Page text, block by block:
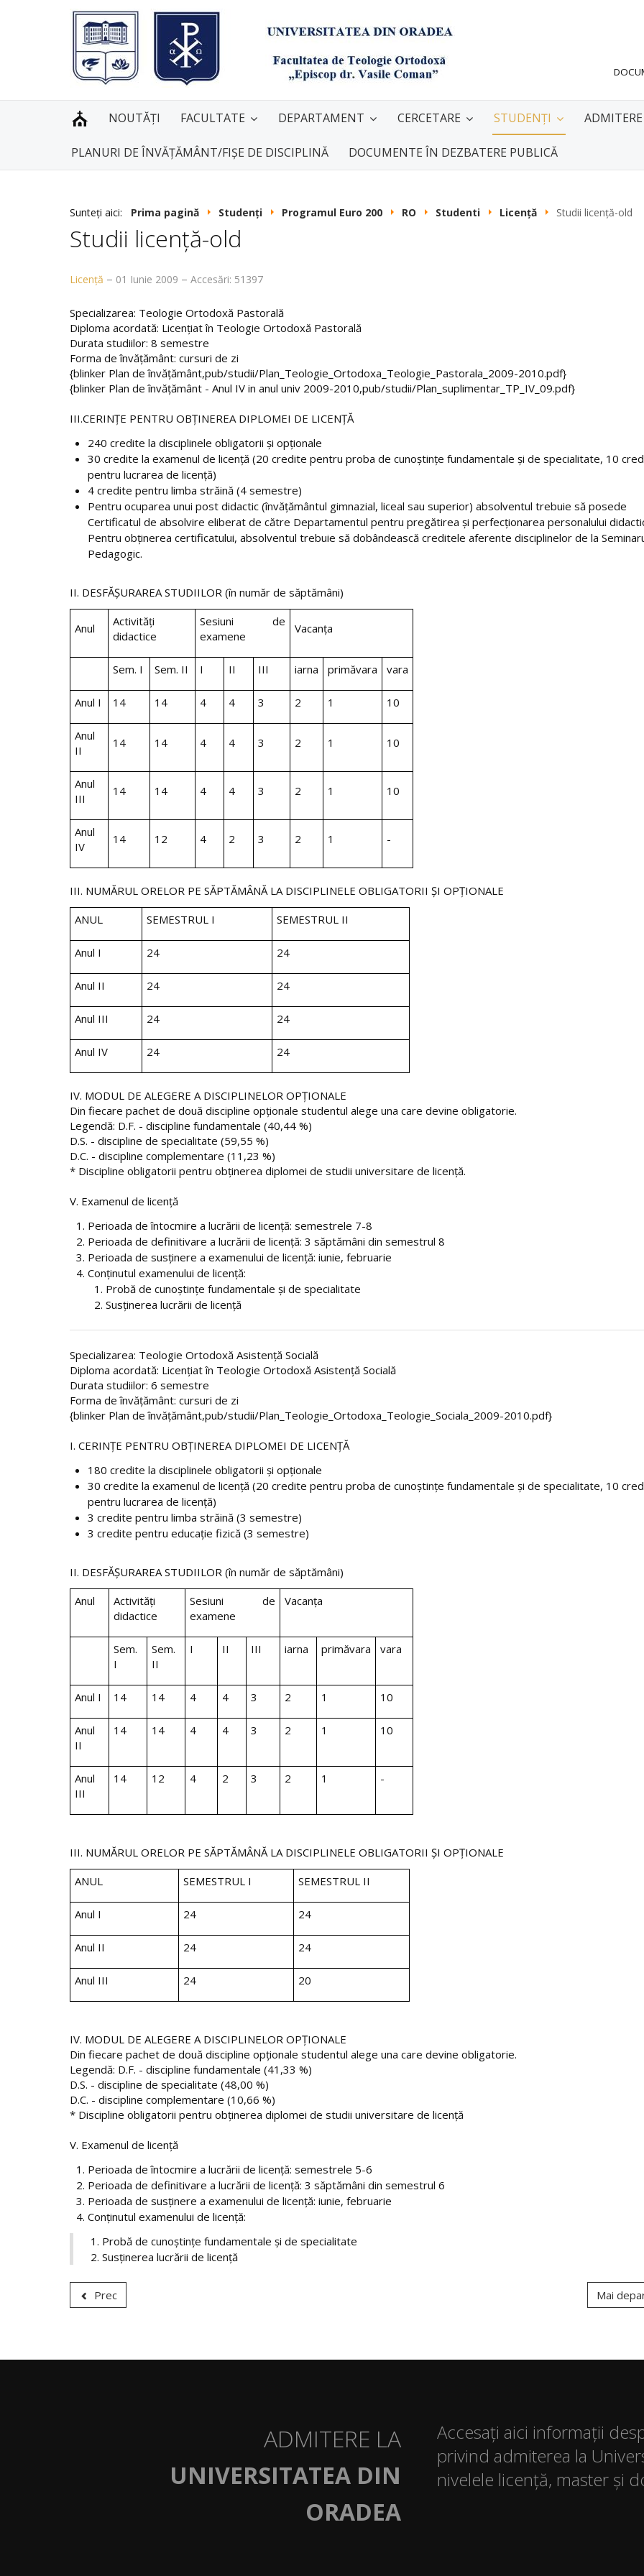
NOUTĂȚI FACULTATE DEPARTAMENT CERCETARE STUDENȚI ADMITERE
PLANURI DE ÎNVĂȚĂMÂNT/FIȘE DE DISCIPLINĂ DOCUMENTE ÎN DEZBATERE PUBLICĂ
Sunteți aici: Prima pagină Studenți Programul Euro 200 RO Studenti Licenţă Studii licenţă-old
Studii licenţă-old
Licenţă 01 Iunie 2009 Accesări: 51397
Specializarea: Teologie Ortodoxă Pastorală
Diploma acordată: Licenţiat în Teologie Ortodoxă Pastorală
Durata studiilor: 8 semestre
Forma de învăţământ: cursuri de zi
{blinker Plan de învăţământ,pub/studii/Plan_Teologie_Ortodoxa_Teologie_Pastorala_2009-2010.pdf}
{blinker Plan de învăţământ - Anul IV in anul univ 2009-2010,pub/studii/Plan_suplimentar_TP_IV_09.pdf}
III.CERINŢE PENTRU OBŢINEREA DIPLOMEI DE LICENŢĂ
240 credite la disciplinele obligatorii şi opţionale
30 credite la examenul de licenţă (20 credite pentru proba de cunoştinţe fundamentale şi de specialitate, 10
pentru lucrarea de licenţă)
4 credite pentru limba străină (4 semestre)
Pentru ocuparea unui post didactic (învăţământul gimnazial, liceal sau superior) absolventul trebuie să posede
Certificatul de absolvire eliberat de către Departamentul pentru pregătirea şi perfecţionarea personalului
Pentru obţinerea certificatului, absolventul trebuie să dobândească creditele aferente disciplinelor de la
Pedagogic.
II. DESFĂŞURAREA STUDIILOR (în număr de săptămâni)
Anul
Activităţi
didactice
Sesiuni de
examene
Vacanţa
Sem. I Sem. II I II III iarna primăvara vara
Anul I 14 14 4 4 3 2 1 10
Anul
II
14 14 4 4 3 2 1 10
Anul
III
14 14 4 4 3 2 1 10
Anul
IV
14 12 4 2 3 2 1 -
III. NUMĂRUL ORELOR PE SĂPTĂMÂNĂ LA DISCIPLINELE OBLIGATORII ŞI OPŢIONALE
ANUL
SEMESTRUL I SEMESTRUL II
Anul I 24 24
Anul II 24 24
Anul III 24 24
Anul IV 24 24
IV. MODUL DE ALEGERE A DISCIPLINELOR OPŢIONALE
Din fiecare pachet de două discipline opţionale studentul alege una care devine obligatorie.
Legendă: D.F. - discipline fundamentale (40,44 %)
D.S. - discipline de specialitate (59,55 %)
D.C. - discipline complementare (11,23 %)
* Discipline obligatorii pentru obţinerea diplomei de studii universitare de licenţă.
V. Examenul de licenţă
Perioada de întocmire a lucrării de licenţă: semestrele 7-8
Perioada de definitivare a lucrării de licenţă: 3 săptămâni din semestrul 8
Perioada de susţinere a examenului de licenţă: iunie, februarie
Conţinutul examenului de licenţă:
Probă de cunoştinţe fundamentale şi de specialitate
Susţinerea lucrării de licenţă
Specializarea: Teologie Ortodoxă Asistenţă Socială
Diploma acordată: Licenţiat în Teologie Ortodoxă Asistenţă Socială
Durata studiilor: 6 semestre
Forma de învăţământ: cursuri de zi
{blinker Plan de învăţământ,pub/studii/Plan_Teologie_Ortodoxa_Teologie_Sociala_2009-2010.pdf}
I. CERINŢE PENTRU OBŢINEREA DIPLOMEI DE LICENŢĂ
180 credite la disciplinele obligatorii şi opţionale
30 credite la examenul de licenţă (20 credite pentru proba de cunoştinţe fundamentale şi de specialitate, 10
pentru lucrarea de licenţă)
3 credite pentru limba străină (3 semestre)
3 credite pentru educaţie fizică (3 semestre)
II. DESFĂŞURAREA STUDIILOR (în număr de săptămâni)
Anul
Activităţi
didactice
Sesiuni de
examene
Vacanţa
Sem.
I
Sem.
II
I II III iarna primăvara vara
Anul I 14 14 4 4 3 2 1 10
Anul
II
14 14 4 4 3 2 1 10
Anul
III
14 12 4 2 3 2 1 -
III. NUMĂRUL ORELOR PE SĂPTĂMÂNĂ LA DISCIPLINELE OBLIGATORII ŞI OPŢIONALE
ANUL
SEMESTRUL I SEMESTRUL II
Anul I 24 24
Anul II 24 24
Anul III 24 20
IV. MODUL DE ALEGERE A DISCIPLINELOR OPŢIONALE
Din fiecare pachet de două discipline opţionale studentul alege una care devine obligatorie.
Legendă: D.F. - discipline fundamentale (41,33 %)
D.S. - discipline de specialitate (48,00 %)
D.C. - discipline complementare (10,66 %)
* Discipline obligatorii pentru obţinerea diplomei de studii universitare de licenţă
V. Examenul de licenţă
Perioada de întocmire a lucrării de licenţă: semestrele 5-6
Perioada de definitivare a lucrării de licenţă: 3 săptămâni din semestrul 6
Perioada de susţinere a examenului de licenţă: iunie, februarie
Conţinutul examenului de licenţă:
Probă de cunoştinţe fundamentale şi de specialitate
Susţinerea lucrării de licenţă
Prec Mai
ADMITERE LA
UNIVERSITATEA DIN
ORADEA
Accesați aici informații
privind admiterea la
nivelele licență, master și